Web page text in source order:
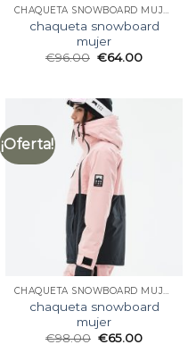
CHAQUETA SNOWBOARD MUJER
chaqueta snowboard
mujer
€96.00 €64.00
¡Oferta!
CHAQUETA SNOWBOARD MUJER
chaqueta snowboard
mujer
€98.00 €65.00